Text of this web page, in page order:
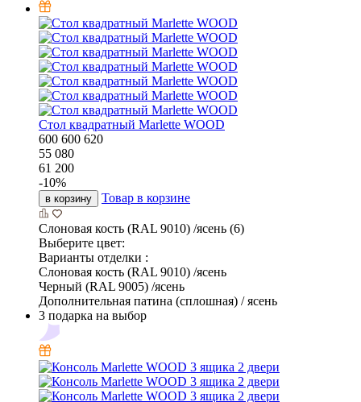
Стол квадратный Marlette WOOD
600 600 620
55 080
61 200
-10%
в корзину Товар в корзине
Слоновая кость (RAL 9010) /ясень (6)
Выберите цвет:
Варианты отделки :
Слоновая кость (RAL 9010) /ясень
Черный (RAL 9005) /ясень
Дополнительная патина (сплошная) / ясень
3 подарка на выбор